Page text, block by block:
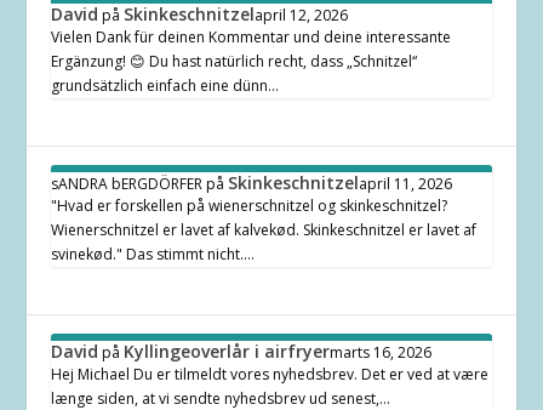
David på Skinkeschnitzelapril 12, 2026
Vielen Dank für deinen Kommentar und deine interessante
Ergänzung! 😊 Du hast natürlich recht, dass „Schnitzel“
grundsätzlich einfach eine dünn…
sANDRA bERGDÖRFERpå Skinkeschnitzelapril 11, 2026
"Hvad er forskellen på wienerschnitzel og skinkeschnitzel?
Wienerschnitzel er lavet af kalvekød. Skinkeschnitzel er lavet af
svinekød." Das stimmt nicht.…
David på Kyllingeoverlår i airfryermarts 16, 2026
Hej Michael Du er tilmeldt vores nyhedsbrev. Det er ved at være
længe siden, at vi sendte nyhedsbrev ud senest,…